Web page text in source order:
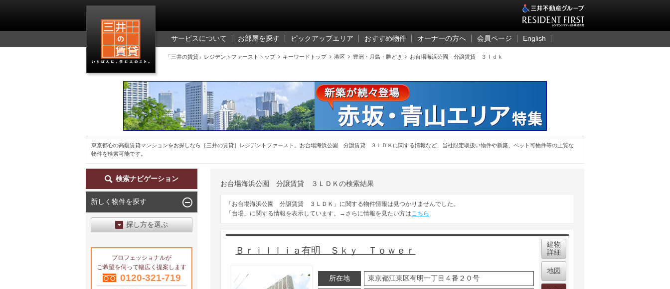
サービスについて お部屋を探す ピックアップエリア おすすめ物件 オーナーの方へ 会員ページ English
「三井の賃貸」レジデントファーストトップ  キーワードトップ  港区  豊洲・月島・勝どき  お台場海浜公園 分譲賃貸 ３ｌｄｋ
東京都心の高級賃貸マンションをお探しなら［三井の賃貸］レジデントファースト。お台場海浜公園 分譲賃貸 ３ＬＤＫに関する情報など、当社限定取扱い物件や新築、ペット可物件等の上質な
物件を検索可能です。
お台場海浜公園 分譲賃貸 ３ＬＤＫの検索結果
「お台場海浜公園 分譲賃貸 ３ＬＤＫ」に関する物件情報は見つかりませんでした。
「台場」に関する情報を表示しています。→さらに情報を見たい方はこちら
Ｂｒｉｌｌｉａ有明 Ｓｋｙ Ｔｏｗｅｒ
所在地 東京都江東区有明一丁目４番２０号
建物
詳細
地図
検索ナビゲーション
新しく物件を探す
探し方を選ぶ
区から探す
地図から探す
プロフェッショナルが
ご希望を伺って幅広く提案します
0120-321-719